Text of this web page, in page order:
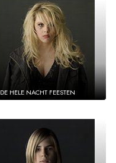
DE HELE NACHT FEESTEN